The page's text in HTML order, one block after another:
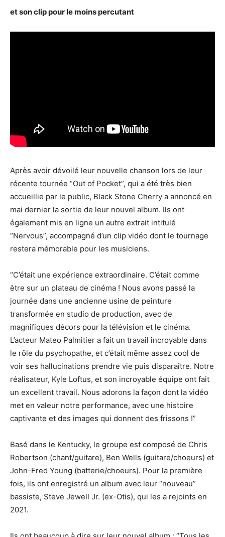
et son clip pour le moins percutant
Après avoir dévoilé leur nouvelle chanson lors de leur
récente tournée “Out of Pocket”, qui a été très bien
accueillie par le public, Black Stone Cherry a annoncé en
mai dernier la sortie de leur nouvel album. Ils ont
également mis en ligne un autre extrait intitulé
“Nervous”, accompagné d’un clip vidéo dont le tournage
restera mémorable pour les musiciens.
“C’était une expérience extraordinaire. C’était comme
être sur un plateau de cinéma ! Nous avons passé la
journée dans une ancienne usine de peinture
transformée en studio de production, avec de
magnifiques décors pour la télévision et le cinéma.
L’acteur Mateo Palmitier a fait un travail incroyable dans
le rôle du psychopathe, et c’était même assez cool de
voir ses hallucinations prendre vie puis disparaître. Notre
réalisateur, Kyle Loftus, et son incroyable équipe ont fait
un excellent travail. Nous adorons la façon dont la vidéo
met en valeur notre performance, avec une histoire
captivante et des images qui donnent des frissons !”
Basé dans le Kentucky, le groupe est composé de Chris
Robertson (chant/guitare), Ben Wells (guitare/choeurs) et
John-Fred Young (batterie/choeurs). Pour la première
fois, ils ont enregistré un album avec leur “nouveau”
bassiste, Steve Jewell Jr. (ex-Otis), qui les a rejoints en
2021.